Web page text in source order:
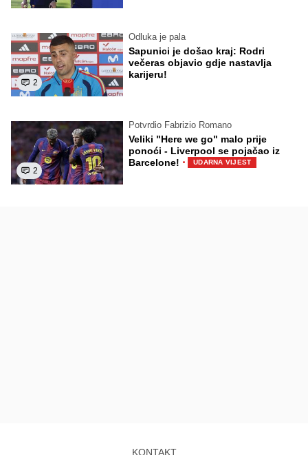
2
Odluka je pala
Sapunici je došao kraj: Rodri
večeras objavio gdje nastavlja
karijeru!
2
Potvrdio Fabrizio Romano
Veliki "Here we go" malo prije
ponoći - Liverpool se pojačao iz
Barcelone! · UDARNA VIJEST
KONTAKT